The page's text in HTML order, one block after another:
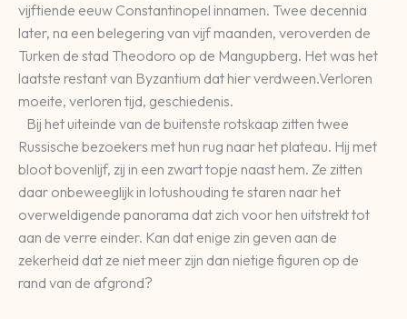
vijftiende eeuw Constantinopel innamen. Twee decennia
later, na een belegering van vijf maanden, veroverden de
Turken de stad Theodoro op de Mangupberg. Het was het
laatste restant van Byzantium dat hier verdween.Verloren
moeite, verloren tijd, geschiedenis.
Bij het uiteinde van de buitenste rotskaap zitten twee
Russische bezoekers met hun rug naar het plateau. Hij met
bloot bovenlijf, zij in een zwart topje naast hem. Ze zitten
daar onbeweeglijk in lotushouding te staren naar het
overweldigende panorama dat zich voor hen uitstrekt tot
aan de verre einder. Kan dat enige zin geven aan de
zekerheid dat ze niet meer zijn dan nietige figuren op de
rand van de afgrond?